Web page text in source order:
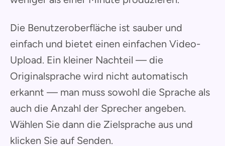
Die Benutzeroberfläche ist sauber und
einfach und bietet einen einfachen Video-
Upload. Ein kleiner Nachteil — die
Originalsprache wird nicht automatisch
erkannt — man muss sowohl die Sprache als
auch die Anzahl der Sprecher angeben.
Wählen Sie dann die Zielsprache aus und
klicken Sie auf Senden.